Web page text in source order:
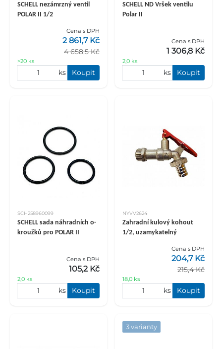
SCHELL nezámrzný ventil
POLAR II 1/2
Cena s DPH
4 658,5 Kč
2 861,7 Kč
>20 ks
ks Koupit
SCHELL ND Vršek ventilu
Polar II
Cena s DPH
1 306,8 Kč
2,0 ks
ks Koupit
SCH258960099
SCHELL sada náhradních o-
kroužků pro POLAR II
Cena s DPH
105,2 Kč
2,0 ks
ks Koupit
NYVV2624
Zahradní kulový kohout
1/2, uzamykatelný
Cena s DPH
215,4 Kč
204,7 Kč
18,0 ks
ks Koupit
3 varianty